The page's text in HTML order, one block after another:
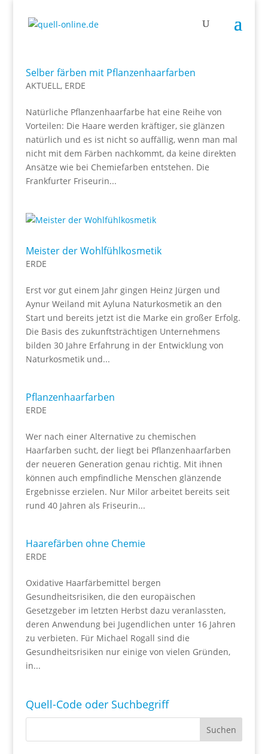
Selber färben mit Pflanzenhaarfarben
AKTUELL, ERDE
Natürliche Pflanzenhaarfarbe hat eine Reihe von
Vorteilen: Die Haare werden kräftiger, sie glänzen
natürlich und es ist nicht so auffällig, wenn man mal
nicht mit dem Färben nachkommt, da keine direkten
Ansätze wie bei Chemiefarben entstehen. Die
Frankfurter Friseurin...
Meister der Wohlfühlkosmetik
ERDE
Erst vor gut einem Jahr gingen Heinz Jürgen und
Aynur Weiland mit Ayluna Naturkosmetik an den
Start und bereits jetzt ist die Marke ein großer Erfolg.
Die Basis des zukunftsträchtigen Unternehmens
bilden 30 Jahre Erfahrung in der Entwicklung von
Naturkosmetik und...
Pflanzenhaarfarben
ERDE
Wer nach einer Alternative zu chemischen
Haarfarben sucht, der liegt bei Pflanzenhaarfarben
der neueren Generation genau richtig. Mit ihnen
können auch empfindliche Menschen glänzende
Ergebnisse erzielen. Nur Milor arbeitet bereits seit
rund 40 Jahren als Friseurin...
Haarefärben ohne Chemie
ERDE
Oxidative Haarfärbemittel bergen
Gesundheitsrisiken, die den europäischen
Gesetzgeber im letzten Herbst dazu veranlassten,
deren Anwendung bei Jugendlichen unter 16 Jahren
zu verbieten. Für Michael Rogall sind die
Gesundheitsrisiken nur einige von vielen Gründen,
in...
Quell-Code oder Suchbegriff